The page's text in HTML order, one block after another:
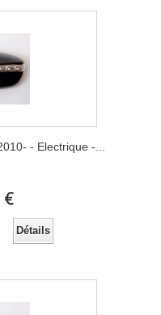
- Electrique -...
€
Détails